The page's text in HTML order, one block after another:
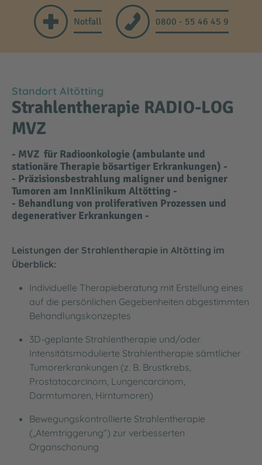
Notfall 0800 - 55 46 45 9
Standort Altötting
Strahlentherapie RADIO-LOG
MVZ
- MVZ für Radioonkologie (ambulante und
stationäre Therapie bösartiger Erkrankungen) -
- Präzisionsbestrahlung maligner und benigner
Tumoren am InnKlinikum Altötting -
- Behandlung von proliferativen Prozessen und
degenerativer Erkrankungen -
Leistungen der Strahlentherapie in Altötting im
Überblick:
Individuelle Therapieberatung mit Erstellung eines
auf die persönlichen Gegebenheiten abgestimmten
Behandlungskonzeptes
3D-geplante Strahlentherapie und/oder
Intensitätsmodulierte Strahlentherapie sämtlicher
Tumorerkrankungen (z. B. Brustkrebs,
Prostatacarcinom, Lungencarcinom,
Darmtumoren, Hirntumoren)
Bewegungskontrollierte Strahlentherapie
(„Atemtriggerung“) zur verbesserten
Organschonung